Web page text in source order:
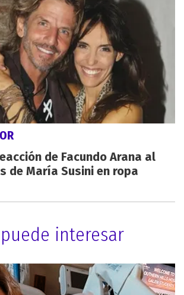
de Facundo Arana al
de María Susini en ropa
interesar